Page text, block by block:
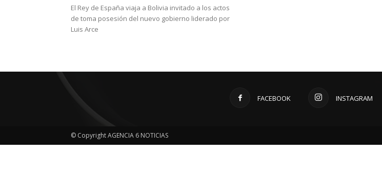
El Rey de España viaja a Bolivia invitado a los actos
de toma posesión del nuevo gobierno liderado por
Luis Arce
FACEBOOK INSTAGRAM
© Copyright AGENCIA 6 NOTICIAS